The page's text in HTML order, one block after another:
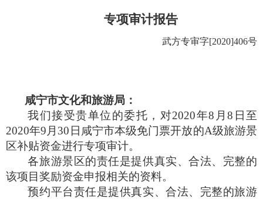
专项审计报告
武方专审字[2020]406号
咸宁市文化和旅游局：
我们接受贵单位的委托，对2020年8 月8 日至
2020年9 月 30 日咸宁市本级免门票开放的A级旅游景
区补贴资金进行专项审计。
各旅游景区的责任是提供真实、合法、完整的
该项目奖励资金申报相关的资料。
预约平台责任是提供真实、合法、完整的旅游